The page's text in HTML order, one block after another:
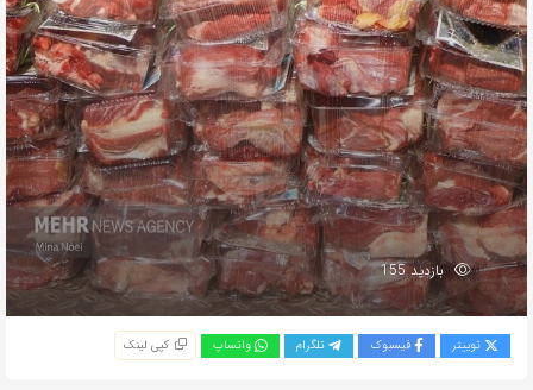
بازدید 155
توییتر فیسبوک تلگرام واتساپ کپی لینک